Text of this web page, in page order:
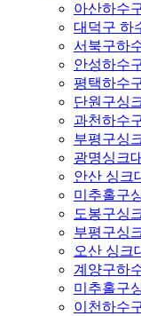
아산하수
대덕구 하
서북구하
안성하수
평택하수
단원구싱
과천하수
부평구싱
광명싱크
안산 싱크
미추홀구
도봉구싱
부평구싱
오산 싱크
계양구하
미추홀구
이천하수